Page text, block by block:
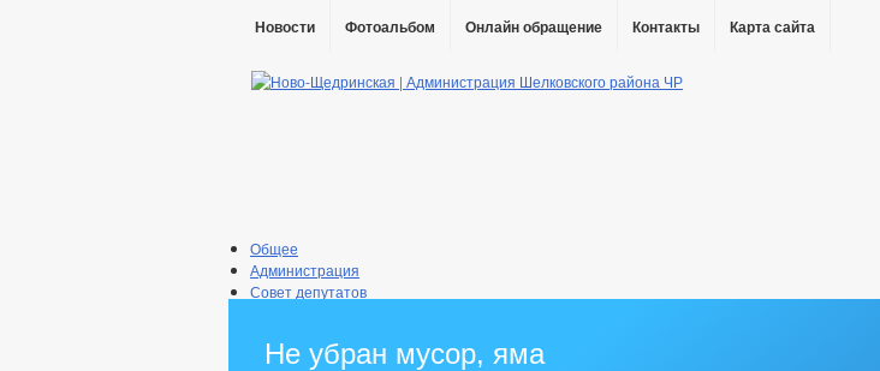
Новости Фотоальбом Онлайн обращение Контакты Карта сайта
Общее
Администрация
Совет депутатов
Бюджет
Не убран мусор, яма